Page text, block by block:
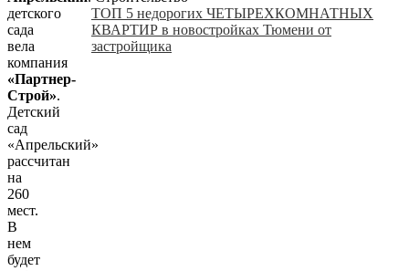
детского
сада
вела
компания
«Партнер-
Строй».
Детский
сад
«Апрельский»
рассчитан
на
260
мест.
В
нем
будет
ТОП 5 недорогих ЧЕТЫРЕХКОМНАТНЫХ
КВАРТИР в новостройках Тюмени от
застройщика